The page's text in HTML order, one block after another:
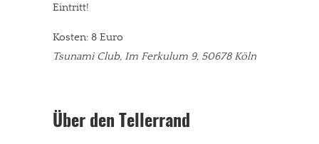
Eintritt!
Kosten: 8 Euro
Tsunami Club, Im Ferkulum 9, 50678 Köln
Über den Tellerrand